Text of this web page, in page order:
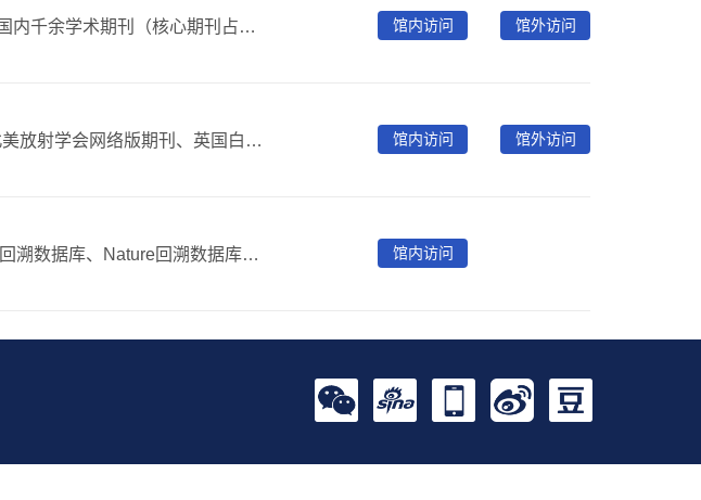
“国家科技期刊开放平台”汇聚国内千余学术期刊（核心期刊占比超70%），收录论文超500万篇，提供即时的一站式获取服务；此平台收录了“中国科学引文索引”数据库（csci.istic.ac.cn），该数据库汇集 2000 年以来 6000种中文学术期刊的论文引文全量数据，能即时展示期刊收录和引用情况，动态查询期刊的历年影响因子、引用频次、H 指数和高被引指标等。可检索浏览《中国高被引分析报告》、《中国期刊引证报告（扩刊版）》全书。 馆内访问 馆外访问
包括美国遗传学学会期刊、北美放射学会网络版期刊、英国白马出版社电子期刊、美国人因工程学会电子期刊、美国营养学会网络版期刊、美国芝加哥大学出版社、世界健康基金会网络版期刊、美国Mary Ann Liebert出版公司网络版期刊、英国皇家药学会电子期刊、Future Science Group网络版期刊等30余种期刊。 馆内访问 馆外访问
目前回溯资源包括：Springer回溯数据库、Nature回溯数据库、OUP（牛津大学出版社）回溯数据库、IOP（英国物理学会）回溯数据库、Turpion回溯数据库，共有1122种期刊，分20大类，文章总数300多万篇。 馆内访问